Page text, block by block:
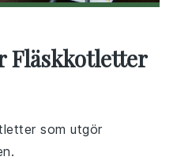
Fläskkotletter
som utgör